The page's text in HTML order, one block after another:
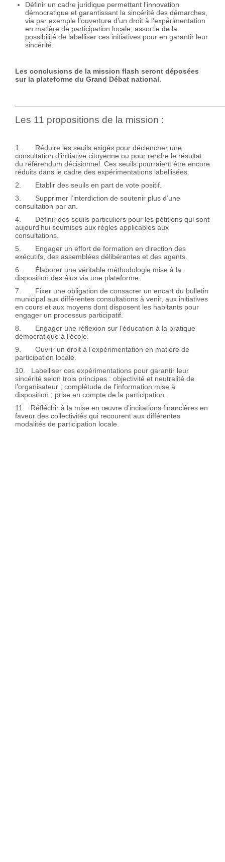
Définir un cadre juridique permettant l’innovation
démocratique et garantissant la sincérité des démarches,
via par exemple l’ouverture d’un droit à l’expérimentation
en matière de participation locale, assortie de la
possibilité de labelliser ces initiatives pour en garantir leur
sincérité.
Les conclusions de la mission flash seront déposées
sur la plateforme du Grand Débat national.
Les 11 propositions de la mission :
1. Réduire les seuils exigés pour déclencher une
consultation d’initiative citoyenne ou pour rendre le résultat
du référendum décisionnel. Ces seuils pourraient être encore
réduits dans le cadre des expérimentations labellisées.
2. Etablir des seuils en part de vote positif.
3. Supprimer l’interdiction de soutenir plus d’une
consultation par an.
4. Définir des seuils particuliers pour les pétitions qui sont
aujourd’hui soumises aux règles applicables aux
consultations.
5. Engager un effort de formation en direction des
exécutifs, des assemblées délibérantes et des agents.
6. Élaborer une véritable méthodologie mise à la
disposition des élus via une plateforme.
7. Fixer une obligation de consacrer un encart du bulletin
municipal aux différentes consultations à venir, aux initiatives
en cours et aux moyens dont disposent les habitants pour
engager un processus participatif.
8. Engager une réflexion sur l’éducation à la pratique
démocratique à l’école.
9. Ouvrir un droit à l’expérimentation en matière de
participation locale.
10. Labelliser ces expérimentations pour garantir leur
sincérité selon trois principes : objectivité et neutralité de
l’organisateur ; complétude de l’information mise à
disposition ; prise en compte de la participation.
11. Réfléchir à la mise en œuvre d’incitations financières en
faveur des collectivités qui recourent aux différentes
modalités de participation locale.